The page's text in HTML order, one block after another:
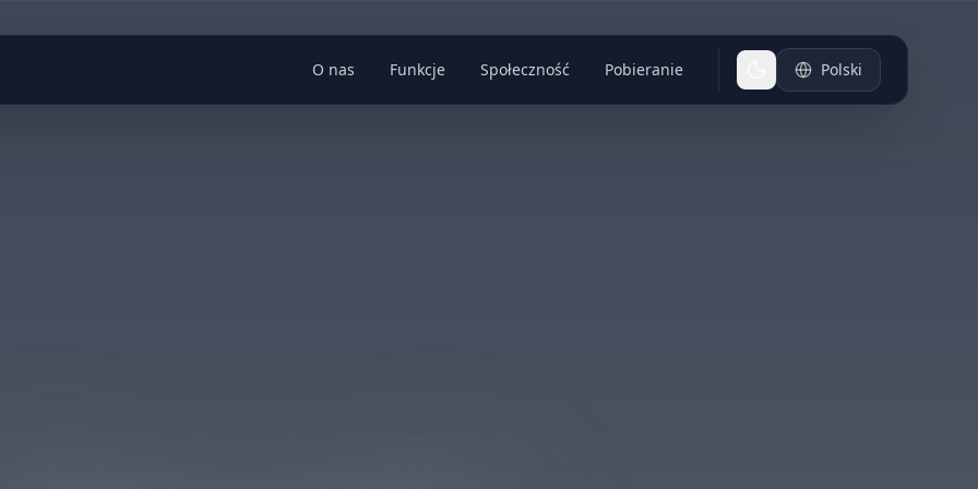
O nas Funkcje Społeczność Pobieranie Polski